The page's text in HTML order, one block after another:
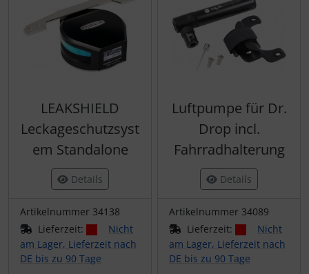
LEAKSHIELD
Leckageschutzsyst
em Standalone
Details
Artikelnummer 34138
Lieferzeit:
Nicht
am Lager, Lieferzeit nach
DE bis zu 90 Tage
Luftpumpe für Dr.
Drop incl.
Fahrradhalterung
Details
Artikelnummer 34089
Lieferzeit:
Nicht
am Lager, Lieferzeit nach
DE bis zu 90 Tage